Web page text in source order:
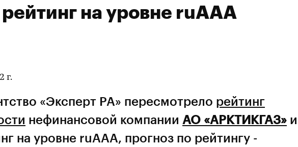
на уровне ruAAA
г.
«Эксперт РА» пересмотрело рейтинг
нефинансовой компании АО «АРКТИКГАЗ» и
на уровне ruААА, прогноз по рейтингу -